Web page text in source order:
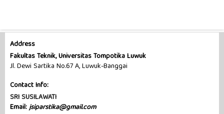
Address
Fakultas Teknik, Universitas Tompotika Luwuk
Jl. Dewi Sartika No.67 A, Luwuk-Banggai
Contact Info:
SRI SUSILAWATI
Email:jsiparstika@gmail.com